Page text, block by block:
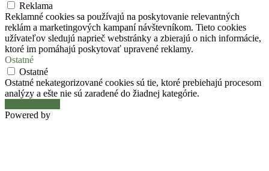
Reklama
Reklamné cookies sa používajú na poskytovanie relevantných
reklám a marketingových kampaní návštevníkom. Tieto cookies
užívateľov sledujú naprieč webstránky a zbierajú o nich informácie,
ktoré im pomáhajú poskytovať upravené reklamy.
Ostatné
Ostatné
Ostatné nekategorizované cookies sú tie, ktoré prebiehajú procesom
analýzy a ešte nie sú zaradené do žiadnej kategórie.
Powered by